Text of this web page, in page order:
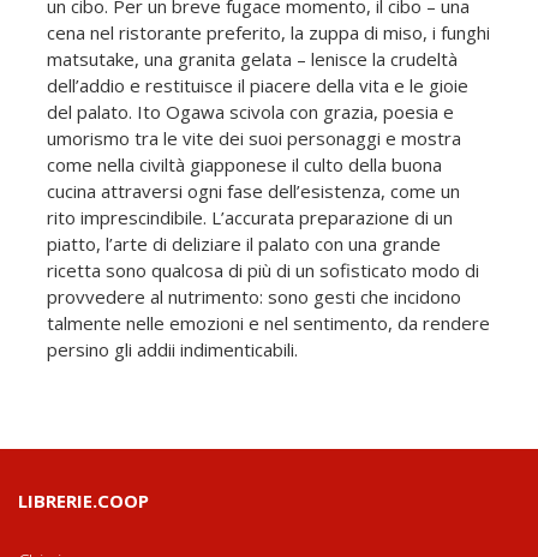
un cibo. Per un breve fugace momento, il cibo – una
cena nel ristorante preferito, la zuppa di miso, i funghi
matsutake, una granita gelata – lenisce la crudeltà
dell’addio e restituisce il piacere della vita e le gioie
del palato. Ito Ogawa scivola con grazia, poesia e
umorismo tra le vite dei suoi personaggi e mostra
come nella civiltà giapponese il culto della buona
cucina attraversi ogni fase dell’esistenza, come un
rito imprescindibile. L’accurata preparazione di un
piatto, l’arte di deliziare il palato con una grande
ricetta sono qualcosa di più di un sofisticato modo di
provvedere al nutrimento: sono gesti che incidono
talmente nelle emozioni e nel sentimento, da rendere
persino gli addii indimenticabili.
LIBRERIE.COOP